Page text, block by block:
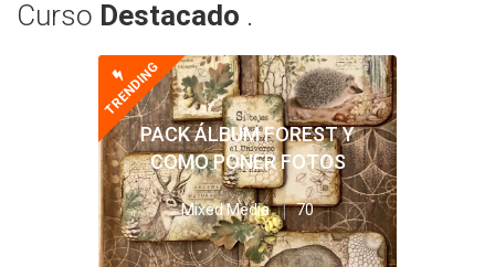
Curso Destacado .
TRENDING
PACK ÁLBUM FOREST Y
COMO PONER FOTOS
Mixed Media 70